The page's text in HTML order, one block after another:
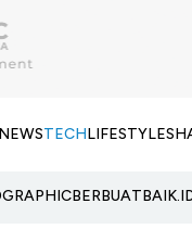
NEWSTECHLIFESTYLE